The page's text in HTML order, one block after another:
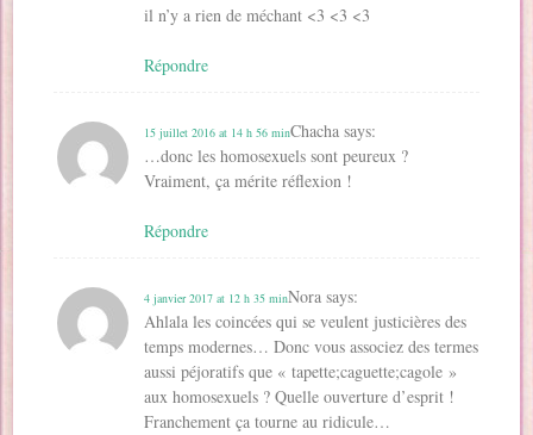
il n’y a rien de méchant <3 <3 <3
Répondre
Chacha says:
15 juillet 2016 at 14 h 56 min
…donc les homosexuels sont peureux ?
Vraiment, ça mérite réflexion !
Répondre
Nora says:
4 janvier 2017 at 12 h 35 min
Ahlala les coincées qui se veulent justicières des
temps modernes… Donc vous associez des termes
aussi péjoratifs que « tapette;caguette;cagole »
aux homosexuels ? Quelle ouverture d’esprit !
Franchement ça tourne au ridicule…